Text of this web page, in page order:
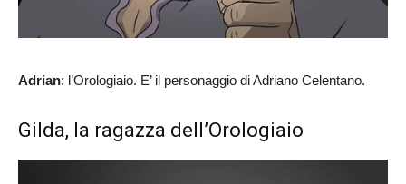
Adrian: l’Orologiaio. E’ il personaggio di Adriano Celentano.
Gilda, la ragazza dell’Orologiaio